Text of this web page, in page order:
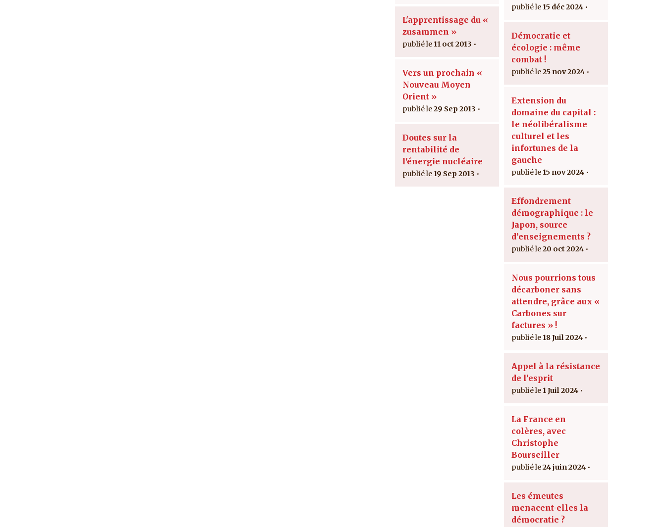
L'apprentissage du «
zusammen »
11 oct 2013
Vers un prochain «
Nouveau Moyen
Orient »
29 Sep 2013
Doutes sur la
rentabilité de
l'énergie nucléaire
19 Sep 2013
15 déc 2024
Démocratie et
écologie : même
combat !
25 nov 2024
Extension du
domaine du capital :
le néolibéralisme
culturel et les
infortunes de la
gauche
15 nov 2024
Effondrement
démographique : le
Japon, source
d’enseignements ?
20 oct 2024
Nous pourrions tous
décarboner sans
attendre, grâce aux «
Carbones sur
factures » !
18 Juil 2024
Appel à la résistance
de l’esprit
1 Juil 2024
La France en
colères, avec
Christophe
Bourseiller
24 juin 2024
Les émeutes
menacent-elles la
démocratie ?